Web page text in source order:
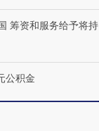
筹资和服务给予将持
公积金